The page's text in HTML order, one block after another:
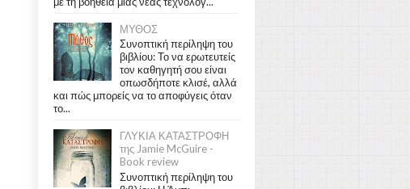
ΜΥΘΟΣ
Συνοπτική περίληψη του
βιβλίου: Το να ερωτευτείς
τον καθηγητή σου είναι
οπωσδήποτε κλισέ, αλλά
και πώς μπορείς να το αποφύγεις όταν
το...
ΓΛΥΚΙΑ ΚΑΤΑΣΤΡΟΦΗ
της Jamie McGuire -
Book review
Συνοπτική περίληψη του